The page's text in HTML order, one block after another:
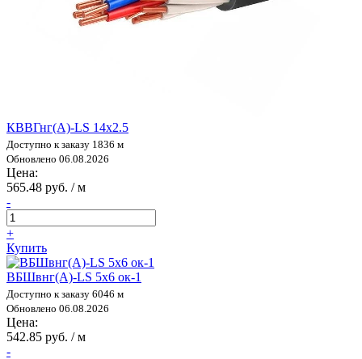
КВВГнг(А)-LS 14х2.5
Доступно к заказу 1836 м
Обновлено 06.08.2026
Цена:
565.48 руб. / м
-
+
Купить
ВБШвнг(А)-LS 5х6 ок-1
Доступно к заказу 6046 м
Обновлено 06.08.2026
Цена:
542.85 руб. / м
-